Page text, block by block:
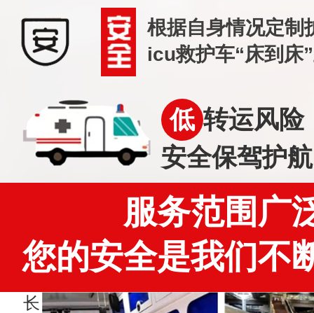
根据自身情况定制
icu救护车“床到床
低 转运风险
安全保驾护航
服务范围广
您的安全是我们不
长